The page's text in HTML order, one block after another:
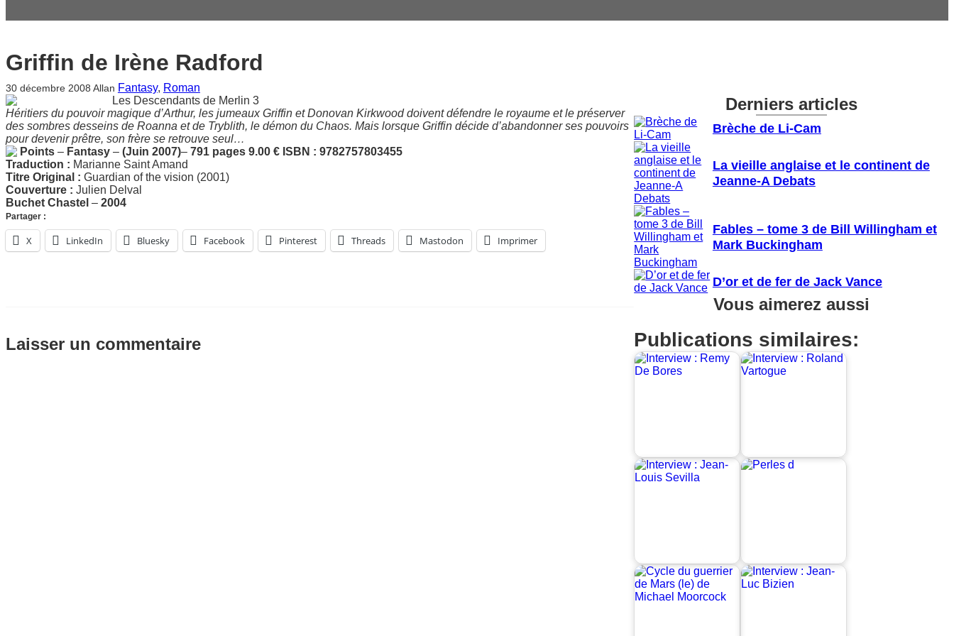
Griffin de Irène Radford
30 décembre 2008 Allan Fantasy, Roman
Les Descendants de Merlin 3
Héritiers du pouvoir magique d’Arthur, les jumeaux Griffin et Donovan Kirkwood doivent défendre le royaume et le préserver
des sombres desseins de Roanna et de Tryblith, le démon du Chaos. Mais lorsque Griffin décide d’abandonner ses pouvoirs
pour devenir prêtre, son frère se retrouve seul…
Points – Fantasy – (Juin 2007)– 791 pages 9.00 € ISBN : 9782757803455
Traduction : Marianne Saint Amand
Titre Original : Guardian of the vision (2001)
Couverture : Julien Delval
Buchet Chastel – 2004
Partager :
X LinkedIn Bluesky Facebook Pinterest Threads Mastodon Imprimer
Laisser un commentaire
Derniers articles
Brèche de Li-Cam
La vieille anglaise et le continent de
Jeanne-A Debats
Fables – tome 3 de Bill Willingham et
Mark Buckingham
D’or et de fer de Jack Vance
Vous aimerez aussi
Publications similaires: